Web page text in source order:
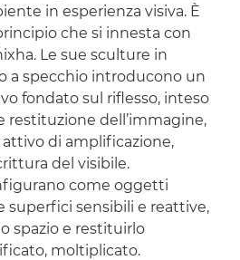
in esperienza visiva. È
che si innesta con
Le sue sculture in
a specchio introducono un
fondato sul riflesso, inteso
restituzione dell’immagine,
di amplificazione,
del visibile.
come oggetti
superfici sensibili e reattive,
spazio e restituirlo
moltiplicato.